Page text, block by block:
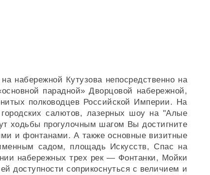
набережной Кутузова непосредственно на
парадной» Дворцовой набережной,
полководцев Российской Империи. На
салютов, лазерных шоу на "Алые
ходьбы прогулочным шагом Вы достигните
и фонтанами. А также основные визитные
садом, площадь Искусств, Спас на
набережных трех рек — Фонтанки, Мойки
доступности соприкоснуться с величием и